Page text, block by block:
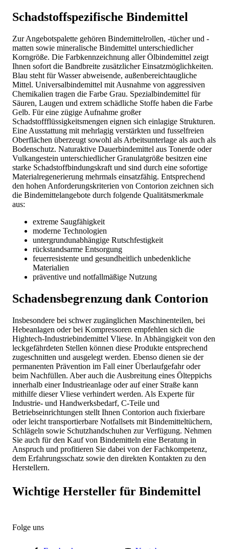
Schadstoffspezifische Bindemittel
Zur Angebotspalette gehören Bindemittelrollen, -tücher und -
matten sowie mineralische Bindemittel unterschiedlicher
Korngröße. Die Farbkennzeichnung aller Ölbindemittel zeigt
Ihnen sofort die Bandbreite zusätzlicher Einsatzmöglichkeiten.
Blau steht für Wasser abweisende, außenbereichtaugliche
Mittel. Universalbindemittel mit Ausnahme von aggressiven
Chemikalien tragen die Farbe Grau. Spezialbindemittel für
Säuren, Laugen und extrem schädliche Stoffe haben die Farbe
Gelb. Für eine zügige Aufnahme großer
Schadstoffflüssigkeitsmengen eignen sich einlagige Strukturen.
Eine Ausstattung mit mehrlagig verstärkten und fusselfreien
Oberflächen überzeugt sowohl als Arbeitsunterlage als auch als
Bodenschutz. Naturaktive Dauerbindemittel aus Tonerde oder
Vulkangestein unterschiedlicher Granulatgröße besitzen eine
starke Schadstoffbindungskraft und sind durch eine sofortige
Materialregenerierung mehrmals einsatzfähig. Entsprechend
den hohen Anforderungskriterien von Contorion zeichnen sich
die Bindemittelangebote durch folgende Qualitätsmerkmale
aus:
extreme Saugfähigkeit
moderne Technologien
untergrundunabhängige Rutschfestigkeit
rückstandsarme Entsorgung
feuerresistente und gesundheitlich unbedenkliche
Materialien
präventive und notfallmäßige Nutzung
Schadensbegrenzung dank Contorion
Insbesondere bei schwer zugänglichen Maschinenteilen, bei
Hebeanlagen oder bei Kompressoren empfehlen sich die
Hightech-Industriebindemittel Vliese. In Abhängigkeit von den
leckgefährdeten Stellen können diese Produkte entsprechend
zugeschnitten und ausgelegt werden. Ebenso dienen sie der
permanenten Prävention im Fall einer Überlaufgefahr oder
beim Nachfüllen. Aber auch die Ausbreitung eines Ölteppichs
innerhalb einer Industrieanlage oder auf einer Straße kann
mithilfe dieser Vliese verhindert werden. Als Experte für
Industrie- und Handwerksbedarf, C-Teile und
Betriebseinrichtungen stellt Ihnen Contorion auch fixierbare
oder leicht transportierbare Notfallsets mit Bindemitteltüchern,
Schlägeln sowie Schutzhandschuhen zur Verfügung. Nehmen
Sie auch für den Kauf von Bindemitteln eine Beratung in
Anspruch und profitieren Sie dabei von der Fachkompetenz,
dem Erfahrungsschatz sowie den direkten Kontakten zu den
Herstellern.
Wichtige Hersteller für Bindemittel
Folge uns